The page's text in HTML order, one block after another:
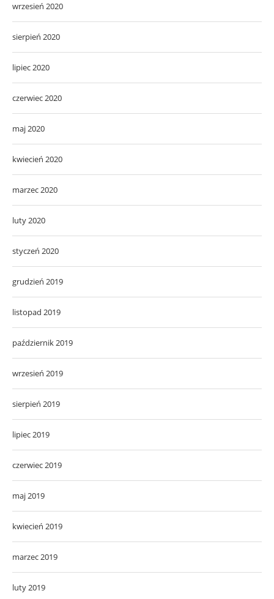
wrzesień 2020
sierpień 2020
lipiec 2020
czerwiec 2020
maj 2020
kwiecień 2020
marzec 2020
luty 2020
styczeń 2020
grudzień 2019
listopad 2019
październik 2019
wrzesień 2019
sierpień 2019
lipiec 2019
czerwiec 2019
maj 2019
kwiecień 2019
marzec 2019
luty 2019